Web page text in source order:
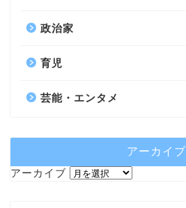
政治家
育児
芸能・エンタメ
アーカイブ
アーカイブ